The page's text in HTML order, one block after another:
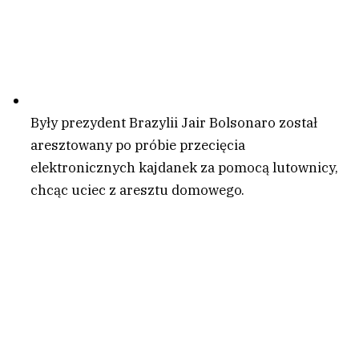
Były prezydent Brazylii Jair Bolsonaro został
aresztowany po próbie przecięcia
elektronicznych kajdanek za pomocą lutownicy,
chcąc uciec z aresztu domowego.